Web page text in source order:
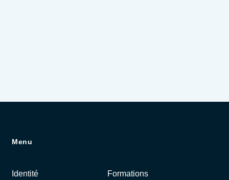
Menu
Identité Formations